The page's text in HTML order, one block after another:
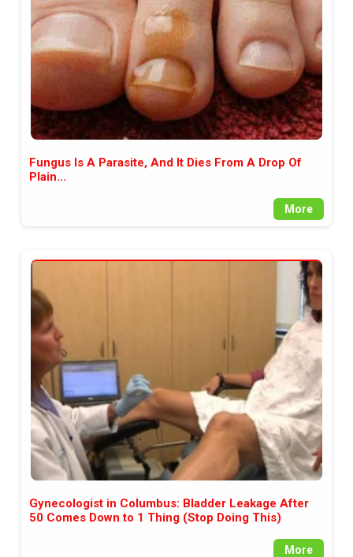
Fungus Is A Parasite, And It Dies From A Drop Of
Plain...
More
Gynecologist in Columbus: Bladder Leakage After
50 Comes Down to 1 Thing (Stop Doing This)
More